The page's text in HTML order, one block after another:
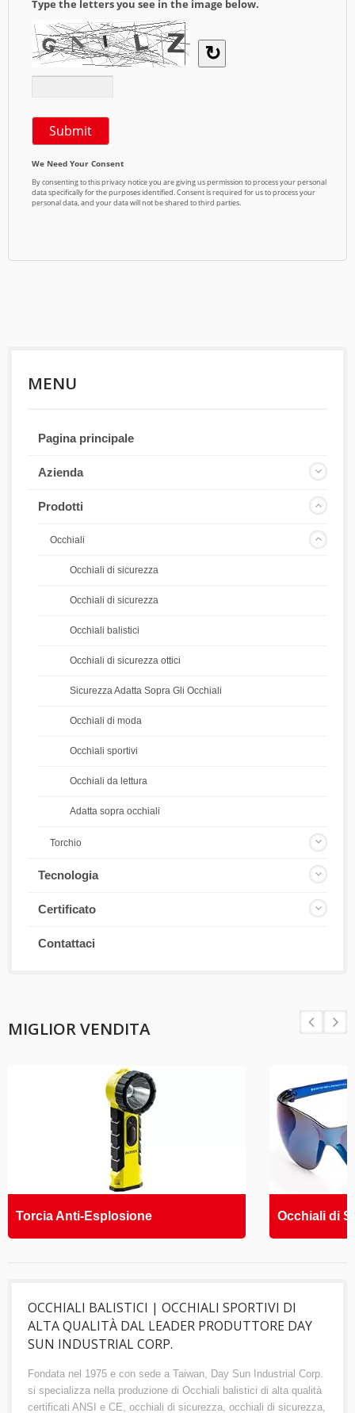
MENU
Pagina principale
Azienda
Prodotti
Occhiali
Occhiali di sicurezza
Occhiali di sicurezza
Occhiali balistici
Occhiali di sicurezza ottici
Sicurezza Adatta Sopra Gli Occhiali
Occhiali di moda
Occhiali sportivi
Occhiali da lettura
Adatta sopra occhiali
Torchio
Tecnologia
Certificato
Contattaci
MIGLIOR VENDITA
Torcia Anti-Esplosione Occhiali di
OCCHIALI BALISTICI | OCCHIALI SPORTIVI DI
ALTA QUALITÀ DAL LEADER PRODUTTORE DAY
SUN INDUSTRIAL CORP.
Fondata nel 1975 e con sede a Taiwan, Day Sun Industrial Corp.
si specializza nella produzione di Occhiali balistici di alta qualità
certificati ANSI e CE, occhiali di sicurezza, occhiali di sicurezza,